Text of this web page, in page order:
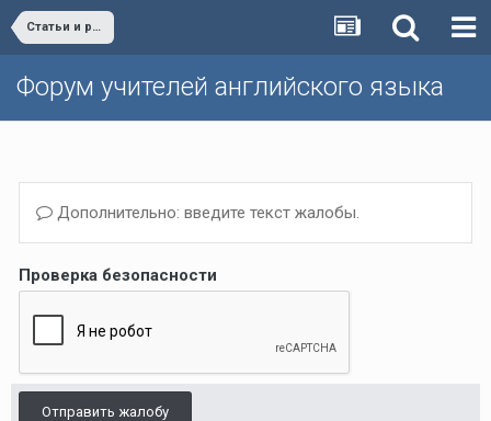
Статьи и разработки учителей (Поурочные планы, дополнительные упражнения и т.д.)/Materials developed by teachers
Форум учителей английского языка
Дополнительно: введите текст жалобы.
Проверка безопасности
Отправить жалобу